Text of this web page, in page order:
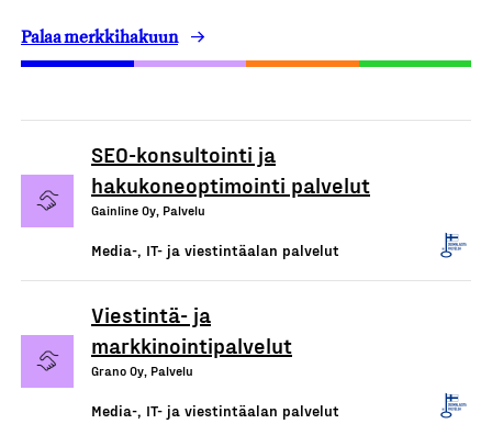
Palaa merkkihakuun
SEO-konsultointi ja
hakukoneoptimointi palvelut
Gainline Oy, Palvelu
Media-, IT- ja viestintäalan palvelut
Viestintä- ja
markkinointipalvelut
Grano Oy, Palvelu
Media-, IT- ja viestintäalan palvelut